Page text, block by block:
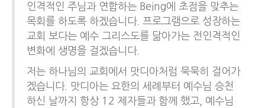
인격적인 주님과 연합하는 Being에 초점을 맞추는
목회를 하도록 하겠습니다. 프로그램으로 성장하는
교회 보다는 예수 그리스도를 닮아가는 전인격적인
변화에 생명을 걸겠습니다.
저는 하나님의 교회에서 맛디아처럼 묵묵히 걸어가
겠습니다. 맛디아는 요한의 세례부터 예수님 승천
하신 날까지 항상 12 제자들과 함께 했고, 예수님